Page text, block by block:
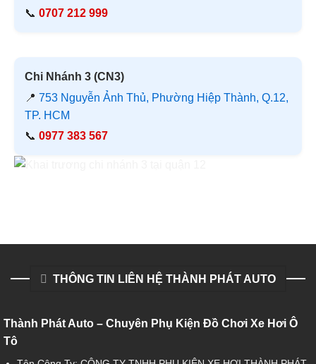
📞 0707 212 999
Chi Nhánh 3 (CN3)
📍 753 Nguyễn Ảnh Thủ, Phường Hiệp Thành, Q.12,
TP. HCM
📞 0977 383 567
THÔNG TIN LIÊN HỆ THÀNH PHÁT AUTO
Thành Phát Auto – Chuyên Phụ Kiện Đồ Chơi Xe Hơi Ô
Tô